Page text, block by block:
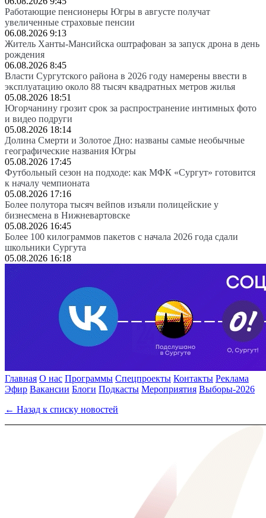
Работающие пенсионеры Югры в августе получат
увеличенные страховые пенсии
06.08.2026 9:13
Житель Ханты-Мансийска оштрафован за запуск дрона в день
рождения
06.08.2026 8:45
Власти Сургутского района в 2026 году намерены ввести в
эксплуатацию около 88 тысяч квадратных метров жилья
05.08.2026 18:51
Югорчанину грозит срок за распространение интимных фото
и видео подруги
05.08.2026 18:14
Долина Смерти и Золотое Дно: названы самые необычные
географические названия Югры
05.08.2026 17:45
Футбольный сезон на подходе: как МФК «Сургут» готовится
к началу чемпионата
05.08.2026 17:16
Более полутора тысяч вейпов изъяли полицейские у
бизнесмена в Нижневартовске
05.08.2026 16:45
Более 100 килограммов пакетов с начала 2026 года сдали
школьники Сургута
05.08.2026 16:18
Главная О нас Программы Спецпроекты Контакты Реклама
Эфир Вакансии Блоги Подкасты Мероприятия Выборы-2026
← Назад к списку новостей